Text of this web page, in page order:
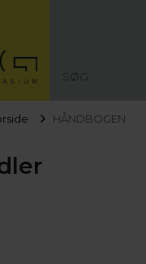
SØG
HÅNDBOGEN